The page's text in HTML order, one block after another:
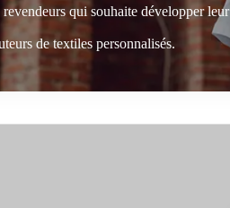
qui souhaite développer leur
de textiles personnalisés.